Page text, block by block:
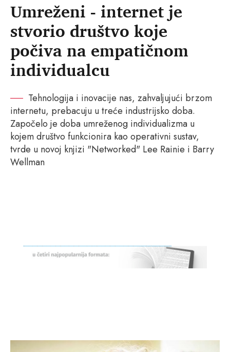
Umreženi - internet je
stvorio društvo koje
počiva na empatičnom
individualcu
Tehnologija i inovacije nas, zahvaljujući brzom
internetu, prebacuju u treće industrijsko doba.
Započelo je doba umreženog individualizma u
kojem društvo funkcionira kao operativni sustav,
tvrde u novoj knjizi "Networked" Lee Rainie i Barry
Wellman